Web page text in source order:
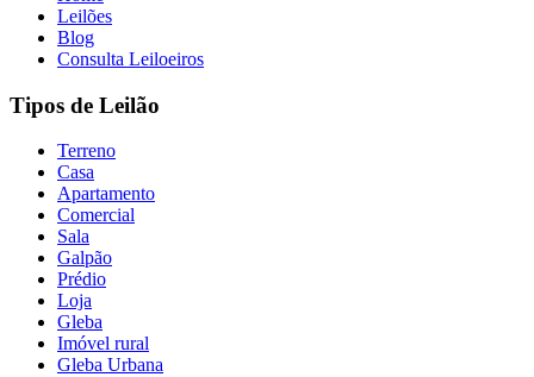
Leilões
Blog
Consulta Leiloeiros
Tipos de Leilão
Terreno
Casa
Apartamento
Comercial
Sala
Galpão
Prédio
Loja
Gleba
Imóvel rural
Gleba Urbana